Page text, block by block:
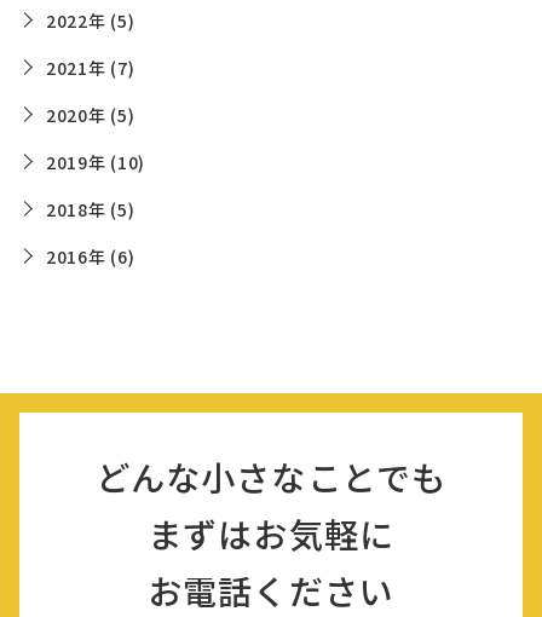
2022年 (5)
2021年 (7)
2020年 (5)
2019年 (10)
2018年 (5)
2016年 (6)
どんな小さなことでも
まずはお気軽に
お電話ください